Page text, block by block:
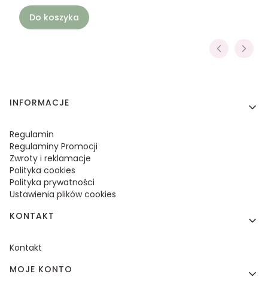
Do koszyka
Linki w stopce
INFORMACJE
Regulamin
Regulaminy Promocji
Zwroty i reklamacje
Polityka cookies
Polityka prywatności
Ustawienia plików cookies
KONTAKT
Kontakt
MOJE KONTO